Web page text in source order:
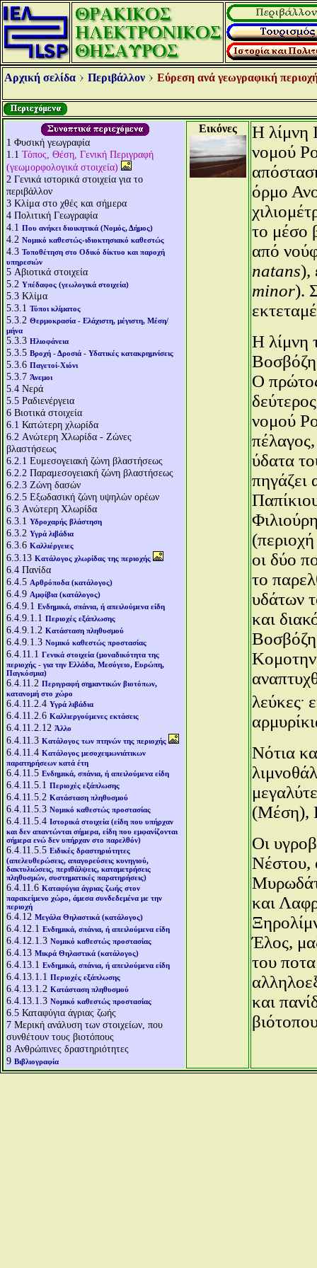
Αρχική σελίδα Περιβάλλον Εύρεση ανά γεωγραφική
1 Φυσική γεωγραφία
1.1 Τόπος, Θέση, Γενική Περιγραφή
(γεωμορφολογικά στοιχεία)
2 Γενικά ιστορικά στοιχεία για το
περιβάλλον
3 Κλίμα στο χθές και σήμερα
4 Πολιτική Γεωγραφία
4.1 Που ανήκει διοικητικά (Νομός, Δήμος)
4.2 Νομικό καθεστώς-ιδιοκτησιακό καθεστώς
4.3 Τοποθέτηση στο Οδικό δίκτυο και παροχή
υπηρεσιών
5 Αβιοτικά στοιχεία
5.2 Υπέδαφος (γεωλογικά στοιχεία)
5.3 Κλίμα
5.3.1 Τύποι κλίματος
5.3.2 Θερμοκρασία - Ελάχιστη, μέγιστη, Μέση/
μήνα
5.3.3 Ηλιοφάνεια
5.3.5 Βροχή - Δροσιά - Υδατικές κατακρημνίσεις
5.3.6 Παγετοί-Χιόνι
5.3.7 Άνεμοι
5.4 Νερά
5.5 Ραδιενέργεια
6 Βιοτικά στοιχεία
6.1 Κατώτερη χλωρίδα
6.2 Aνώτερη Χλωρίδα - Ζώνες
βλαστήσεως
6.2.1 Ευμεσογειακή ζώνη βλαστήσεως
6.2.2 Παραμεσογειακή ζώνη βλαστήσεως
6.2.3 Ζώνη δασών
6.2.5 Εξωδασική ζώνη υψηλών ορέων
6.3 Aνώτερη Χλωρίδα
6.3.1 Υδροχαρής βλάστηση
6.3.2 Υγρά λιβάδια
6.3.6 Καλλιέργειες
6.3.13 Κατάλογος χλωρίδας της περιοχής
6.4 Πανίδα
6.4.5 Αρθρόποδα (κατάλογος)
6.4.9 Αμφίβια (κατάλογος)
6.4.9.1 Ενδημικά, σπάνια, ή απειλούμενα είδη
6.4.9.1.1 Περιοχές εξάπλωσης
6.4.9.1.2 Κατάσταση πληθυσμού
6.4.9.1.3 Νομικό καθεστώς προστασίας
6.4.11.1 Γενικά στοιχεία (μοναδικότητα της
περιοχής - για την Ελλάδα, Μεσόγειο, Ευρώπη,
Παγκόσμια)
6.4.11.2 Περιγραφή σημαντικών βιοτόπων,
κατανομή στο χώρο
6.4.11.2.4 Υγρά λιβάδια
6.4.11.2.6 Καλλιεργούμενες εκτάσεις
6.4.11.2.12 Άλλο
6.4.11.3 Κατάλογος των πτηνών της περιοχής
6.4.11.4 Κατάλογος μεσοχειμωνιάτικων
παρατηρήσεων κατά έτη
6.4.11.5 Ενδημικά, σπάνια, ή απειλούμενα είδη
6.4.11.5.1 Περιοχές εξάπλωσης
6.4.11.5.2 Κατάσταση πληθυσμού
6.4.11.5.3 Νομικό καθεστώς προστασίας
6.4.11.5.4 Ιστορικά στοιχεία (είδη που υπήρχαν
και δεν απαντώνται σήμερα, είδη που εμφανίζονται
σήμερα ενώ δεν υπήρχαν στο παρελθόν)
6.4.11.5.5 Ειδικές δραστηριότητες
(απελευθερώσεις, απαγορεύσεις κυνηγιού,
δακτυλιώσεις, περιθάλψεις, καταμετρήσεις
πληθυσμών, συστηματικές παρατηρήσεις)
6.4.11.6 Καταφύγια άγριας ζωής στον
παρακείμενο χώρο, άμεσα συνδεδεμένα με την
περιοχή
6.4.12 Μεγάλα Θηλαστικά (κατάλογος)
6.4.12.1 Ενδημικά, σπάνια, ή απειλούμενα είδη
6.4.12.1.3 Νομικό καθεστώς προστασίας
6.4.13 Μικρά Θηλαστικά (κατάλογος)
6.4.13.1 Ενδημικά, σπάνια, ή απειλούμενα είδη
6.4.13.1.1 Περιοχές εξάπλωσης
6.4.13.1.2 Κατάσταση πληθυσμού
6.4.13.1.3 Νομικό καθεστώς προστασίας
6.5 Καταφύγια άγριας ζωής
7 Μερική ανάλυση των στοιχείων, που
συνθέτουν τους βιοτόπους
8 Ανθρώπινες δραστηριότητες
9 Βιβλιογραφία
Εικόνες
Η λίμνη
νομού
όρμο
το μέσο
από
natans),
minor).
Η λίμνη
Βοσβόζη
Ο
νομού
ύδατα
οι δύο
το
υδάτων
και
λεύκες.
Νότια
(Μέση),
Οι
Νέστου,
και
Έλος,
του
και